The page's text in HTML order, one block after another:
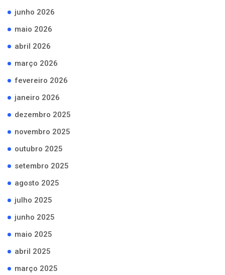
junho 2026
maio 2026
abril 2026
março 2026
fevereiro 2026
janeiro 2026
dezembro 2025
novembro 2025
outubro 2025
setembro 2025
agosto 2025
julho 2025
junho 2025
maio 2025
abril 2025
março 2025